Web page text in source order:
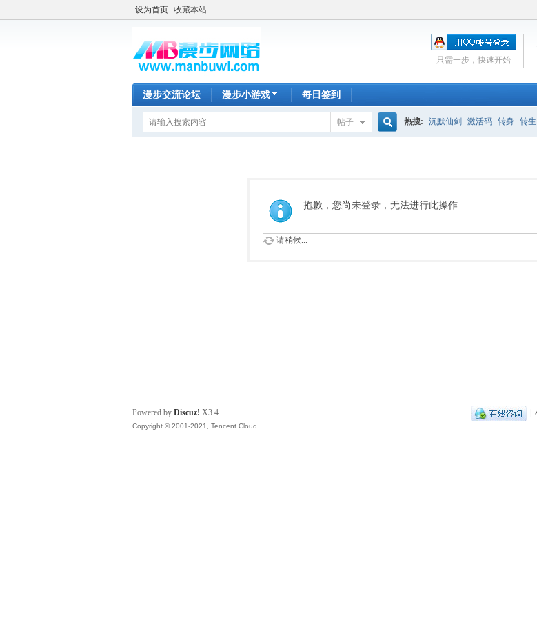
设为首页 收藏本站
只需一步，快速开始
漫步交流论坛 漫步小游戏 每日签到
帖子
索
热搜: 沉默仙剑 激活码 转身 转生
抱歉，您尚未登录，无法进行此操作
请稍候...
Powered by Discuz! X3.4
Copyright © 2001-2021, Tencent Cloud.